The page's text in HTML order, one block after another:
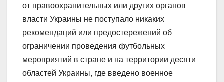
от правоохранительных или других органов
власти Украины не поступало никаких
рекомендаций или предостережений об
ограничении проведения футбольных
мероприятий в стране и на территории десяти
областей Украины, где введено военное